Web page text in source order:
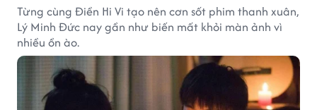
Từng cùng Điền Hi Vi tạo nên cơn sốt phim thanh xuân,
Lý Minh Đức nay gần như biến mất khỏi màn ảnh vì
nhiều ồn ào.